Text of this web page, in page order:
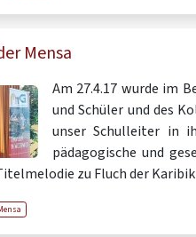
Mensa
Am 27.4.17 wurde im
und Schüler und des
unser Schulleiter in
pädagogische und
zu Fluch der